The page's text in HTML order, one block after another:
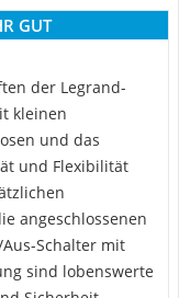
GUT
der Legrand-
kleinen
und das
und Flexibilität
angeschlossenen
Schalter mit
sind lobenswerte